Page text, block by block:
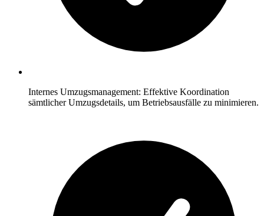
Internes Umzugsmanagement: Effektive Koordination
sämtlicher Umzugsdetails, um Betriebsausfälle zu minimieren.